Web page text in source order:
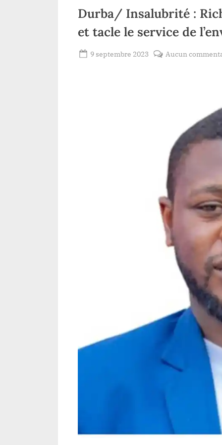
Durba/ Insalubrité :
et tacle le service de
Posted
9 septembre 2023
Aucun